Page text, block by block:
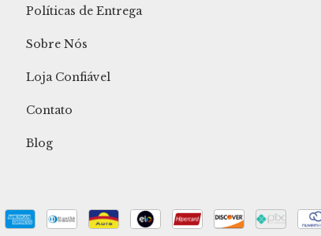
Políticas de Entrega
Sobre Nós
Loja Confiável
Contato
Blog